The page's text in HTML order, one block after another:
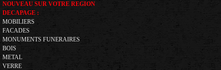
NOUVEAU SUR VOTRE REGION
DECAPAGE :
MOBILIERS
FACADES
MONUMENTS FUNERAIRES
BOIS
METAL
VERRE